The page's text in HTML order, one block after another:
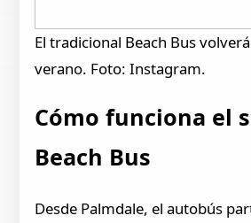
El tradicional Beach Bus
verano. Foto: Instagram.
Cómo funciona el
Beach Bus
Desde Palmdale, el autobús